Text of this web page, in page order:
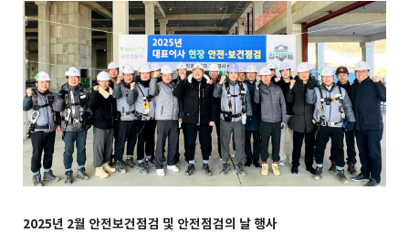
2025년 2월 안전보건점검 및 안전점검의 날행사